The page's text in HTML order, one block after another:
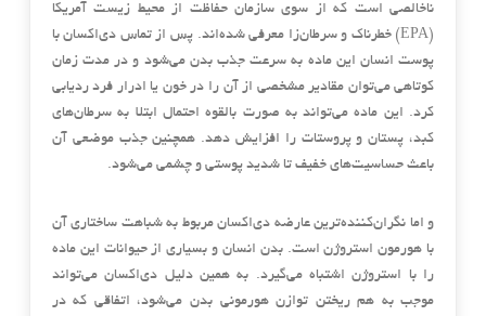
ناخالصی‌ است که از سوی سازمان حفاظت از محیط زیست آمریکا
(EPA) خطرناک و سرطان‌زا معرفی شده‌اند. پس از تماس دی‌اکسان با
پوست انسان این ماده به سرعت جذب بدن می‌شود و در مدت زمان
کوتاهی می‌توان مقادیر مشخصی از آن را در خون یا ادرار فرد ردیابی
کرد. این ماده می‌تواند به صورت بالقوه احتمال ابتلا به سرطان‌های
کبد، پستان و پروستات را افزایش دهد. همچنین جذب موضعی آن
باعث حساسیت‌های خفیف تا شدید پوستی و چشمی می‌شود.
و اما نگران‌کننده‌ترین عارضه دی‌اکسان مربوط به شباهت ساختاری آن
با هورمون استروژن است. بدن انسان و بسیاری از حیوانات این ماده
را با استروژن اشتباه می‌گیرد. به همین دلیل دی‌اکسان می‌تواند
موجب به هم ریختن توازن هورمونی بدن می‌شود، اتفاقی که در